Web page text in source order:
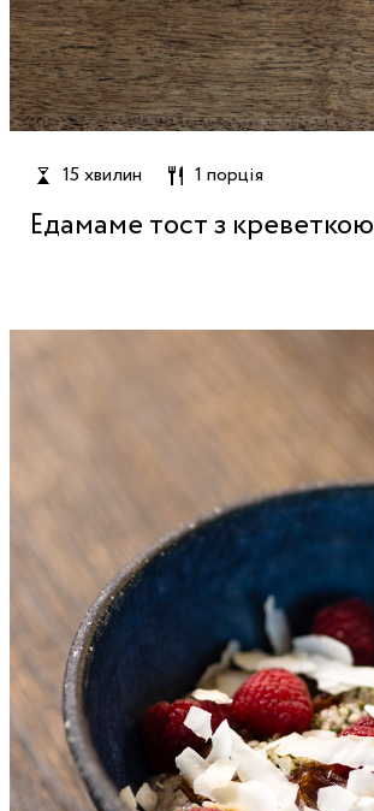
15 хвилин 1 порція
Едамаме тост з креветкою